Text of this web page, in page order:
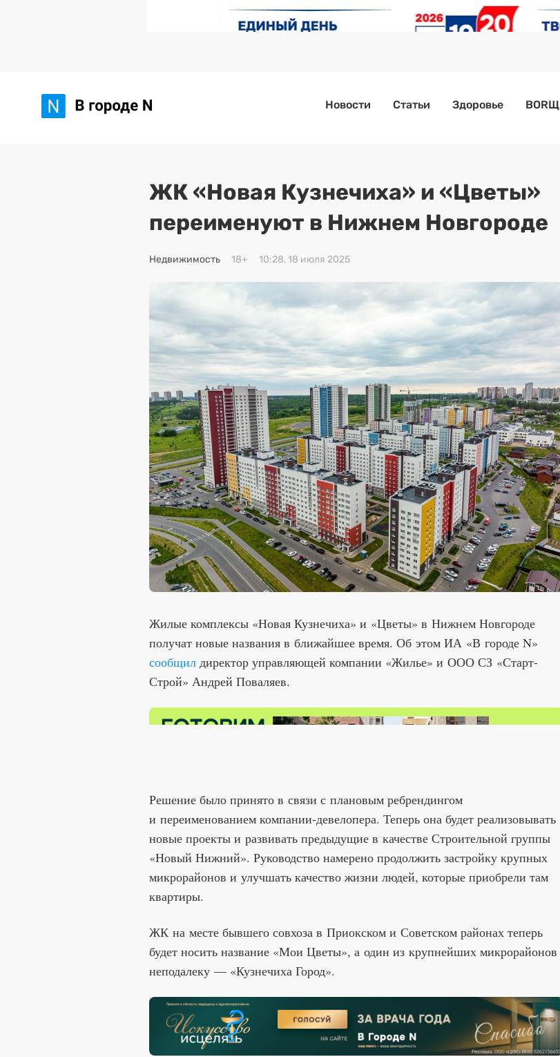
Новости Статьи Здоровье BORЩ
ЖК «Новая Кузнечиха» и «Цветы»
переименуют в Нижнем Новгороде
Недвижимость 18+ 10:28, 18 июля 2025
Жилые комплексы «Новая Кузнечиха» и «Цветы» в Нижнем Новгороде
получат новые названия в ближайшее время. Об этом ИА «В городе N»
сообщил директор управляющей компании «Жилье» и ООО СЗ «Старт-
Строй» Андрей Поваляев.
Решение было принято в связи с плановым ребрендингом
и переименованием компании-девелопера. Теперь она будет реализовывать
новые проекты и развивать предыдущие в качестве Строительной группы
«Новый Нижний». Руководство намерено продолжить застройку крупных
микрорайонов и улучшать качество жизни людей, которые приобрели там
квартиры.
ЖК на месте бывшего совхоза в Приокском и Советском районах теперь
будет носить название «Мои Цветы», а один из крупнейших микрорайонов
неподалеку — «Кузнечиха Город».